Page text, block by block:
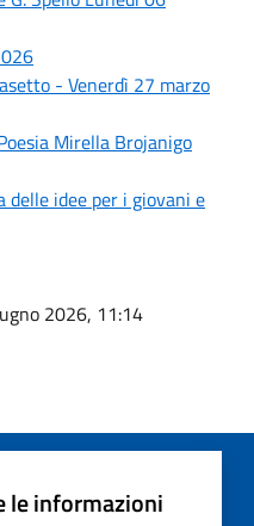
- Venerdì 27 marzo
Mirella Brojanigo
delle idee per i giovani e
2026, 11:14
le informazioni